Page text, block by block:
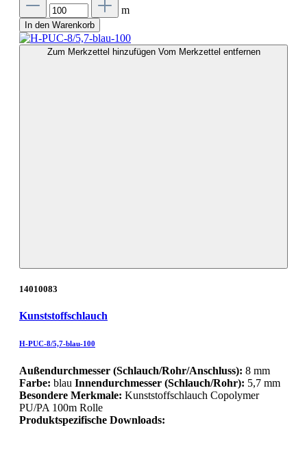
m
In den Warenkorb
Zum Merkzettel hinzufügen Vom Merkzettel entfernen
14010083
Kunststoffschlauch
H-PUC-8/5,7-blau-100
Außendurchmesser (Schlauch/Rohr/Anschluss): 8 mm
Farbe: blau Innendurchmesser (Schlauch/Rohr): 5,7 mm
Besondere Merkmale: Kunststoffschlauch Copolymer
PU/PA 100m Rolle
Produktspezifische Downloads: